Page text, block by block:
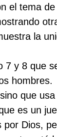
el tema
la
7 y 8 que
hombres.
que
es un
Dios,